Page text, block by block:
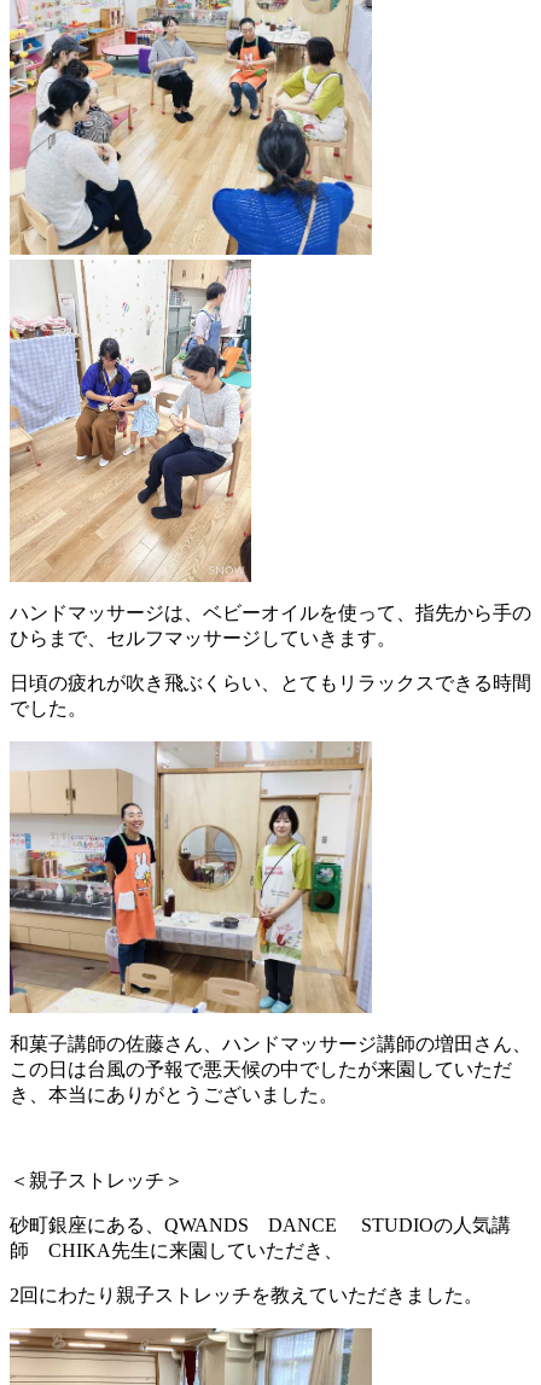
ハンドマッサージは、ベビーオイルを使って、指先から手の
ひらまで、セルフマッサージしていきます。
日頃の疲れが吹き飛ぶくらい、とてもリラックスできる時間
でした。
和菓子講師の佐藤さん、ハンドマッサージ講師の増田さん、
この日は台風の予報で悪天候の中でしたが来園していただ
き、本当にありがとうございました。
＜親子ストレッチ＞
砂町銀座にある、QWANDS DANCE STUDIOの人気講
師 CHIKA先生に来園していただき、
2回にわたり親子ストレッチを教えていただきました。